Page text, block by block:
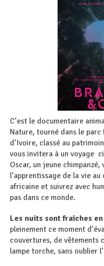
C’est le documentaire
Nature, tourné dans le
d’Ivoire, classé au
vous invitera à un voyage
Oscar, un jeune
l’apprentissage de la vie
africaine et suivrez avec
pas dans ce monde.
Les nuits sont fraîches
pleinement ce moment
couvertures, de vêtements
lampe torche, sans oublier